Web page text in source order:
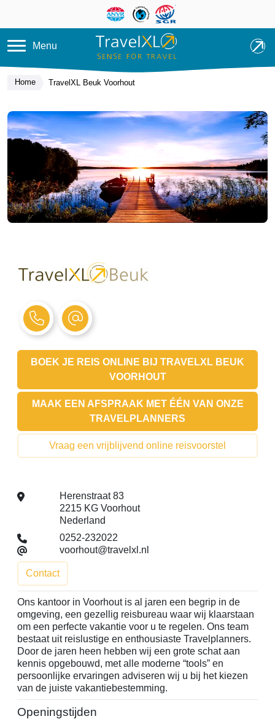
Overslaan en naar de inhoud
Menu
Home TravelXL Beuk Voorhout
BOEK JE REIS ONLINE BIJ TRAVELXL BEUK
VOORHOUT
MAAK EEN AFSPRAAK MET ÉÉN VAN ONZE
TRAVELPLANNERS
Vraag een vrijblijvend online reisvoorstel
Herenstraat 83
2215 KG Voorhout
Nederland
0252-232022
voorhout@travelxl.nl
Contact
Ons kantoor in Voorhout is al jaren een begrip in de
omgeving, een gezellig reisbureau waar wij klaarstaan
om een perfecte vakantie voor u te regelen. Ons team
bestaat uit reislustige en enthousiaste Travelplanners.
Door de jaren heen hebben wij een grote schat aan
kennis opgebouwd, met alle moderne “tools” en
persoonlijke ervaringen adviseren wij u bij het kiezen
van de juiste vakantiebestemming.
Openingstijden